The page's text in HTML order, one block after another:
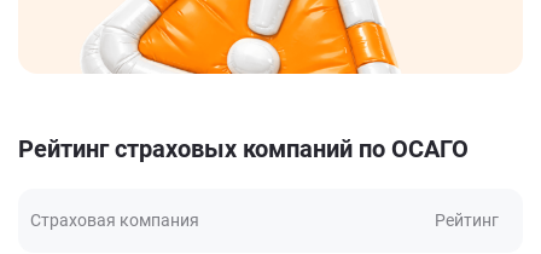
Рейтинг страховых компаний по ОСАГО
Страховая компания Рейтинг